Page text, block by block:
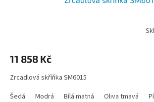
11 858 Kč
Zrcadlová skříňka SM6015
Šedá
Modrá Bílá matná Oliva tmavá